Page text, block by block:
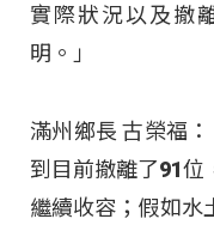
實際狀況以及撤
明。」
滿州鄉長 古榮福
到目前撤離了91位
繼續收容；假如水